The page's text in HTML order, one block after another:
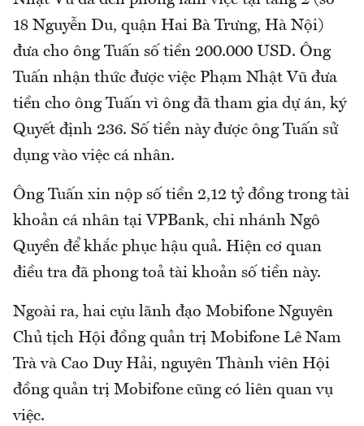
18 Nguyễn Du, quận Hai Bà Trưng, Hà Nội)
đưa cho ông Tuấn số tiền 200.000 USD. Ông
Tuấn nhận thức được việc Phạm Nhật Vũ đưa
tiền cho ông Tuấn vì ông đã tham gia dự án, ký
Quyết định 236. Số tiền này được ông Tuấn sử
dụng vào việc cá nhân.
Ông Tuấn xin nộp số tiền 2,12 tỷ đồng trong tài
khoản cá nhân tại VPBank, chi nhánh Ngô
Quyền để khắc phục hậu quả. Hiện cơ quan
điều tra đã phong toả tài khoản số tiền này.
Ngoài ra, hai cựu lãnh đạo Mobifone Nguyên
Chủ tịch Hội đồng quản trị Mobifone Lê Nam
Trà và Cao Duy Hải, nguyên Thành viên Hội
đồng quản trị Mobifone cũng có liên quan vụ
việc.